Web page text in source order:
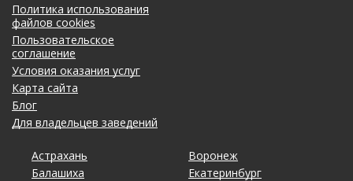
Политика использования
файлов cookies
Пользовательское
соглашение
Условия оказания услуг
Карта сайта
Блог
Для владельцев заведений
Астрахань
Балашиха
Воронеж
Екатеринбург
Калининград
Кемерово
Липецк
Махачкала
Омск
Оренбург
Рязань
Самара
Тольятти
Томск
Уфа
Хабаровск